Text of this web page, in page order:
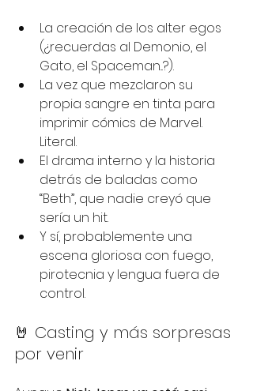
La creación de los alter egos
(¿recuerdas al Demonio, el
Gato, el Spaceman...?).
La vez que mezclaron su
propia sangre en tinta para
imprimir cómics de Marvel.
Literal.
El drama interno y la historia
detrás de baladas como
“Beth”, que nadie creyó que
sería un hit.
Y sí, probablemente una
escena gloriosa con fuego,
pirotecnia y lengua fuera de
control.
🤘 Casting y más sorpresas
por venir